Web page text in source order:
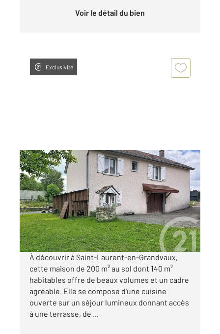
Voir le détail du bien
Exclusivité
ST LAURENT EN GRANDVAUX 39
137 m2, 4 pièces
Ref : 10784
Maison à vendre
345 000 €
Visiter le site dédié
À découvrir à Saint-Laurent-en-Grandvaux,
cette maison de 200 m² au sol dont 140 m²
habitables offre de beaux volumes et un cadre
agréable. Elle se compose d'une cuisine
ouverte sur un séjour lumineux donnant accès
à une terrasse, de ...